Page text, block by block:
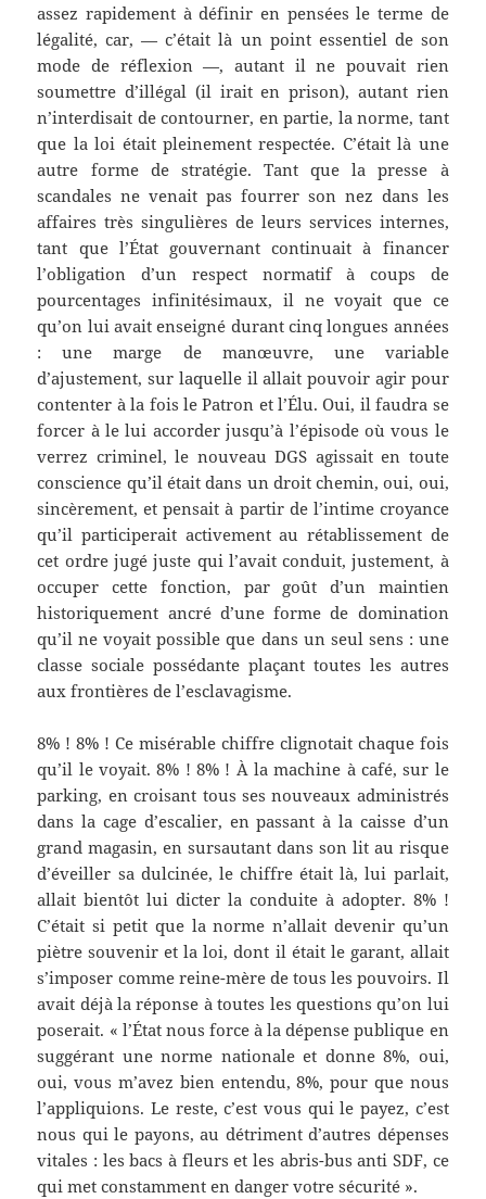
assez rapidement à définir en pensées le terme de
légalité, car, — c’était là un point essentiel de son
mode de réflexion —, autant il ne pouvait rien
soumettre d’illégal (il irait en prison), autant rien
n’interdisait de contourner, en partie, la norme, tant
que la loi était pleinement respectée. C’était là une
autre forme de stratégie. Tant que la presse à
scandales ne venait pas fourrer son nez dans les
affaires très singulières de leurs services internes,
tant que l’État gouvernant continuait à financer
l’obligation d’un respect normatif à coups de
pourcentages infinitésimaux, il ne voyait que ce
qu’on lui avait enseigné durant cinq longues années
: une marge de manœuvre, une variable
d’ajustement, sur laquelle il allait pouvoir agir pour
contenter à la fois le Patron et l’Élu. Oui, il faudra se
forcer à le lui accorder jusqu’à l’épisode où vous le
verrez criminel, le nouveau DGS agissait en toute
conscience qu’il était dans un droit chemin, oui, oui,
sincèrement, et pensait à partir de l’intime croyance
qu’il participerait activement au rétablissement de
cet ordre jugé juste qui l’avait conduit, justement, à
occuper cette fonction, par goût d’un maintien
historiquement ancré d’une forme de domination
qu’il ne voyait possible que dans un seul sens : une
classe sociale possédante plaçant toutes les autres
aux frontières de l’esclavagisme.
8% ! 8% ! Ce misérable chiffre clignotait chaque fois
qu’il le voyait. 8% ! 8% ! À la machine à café, sur le
parking, en croisant tous ses nouveaux administrés
dans la cage d’escalier, en passant à la caisse d’un
grand magasin, en sursautant dans son lit au risque
d’éveiller sa dulcinée, le chiffre était là, lui parlait,
allait bientôt lui dicter la conduite à adopter. 8% !
C’était si petit que la norme n’allait devenir qu’un
piètre souvenir et la loi, dont il était le garant, allait
s’imposer comme reine-mère de tous les pouvoirs. Il
avait déjà la réponse à toutes les questions qu’on lui
poserait. « l’État nous force à la dépense publique en
suggérant une norme nationale et donne 8%, oui,
oui, vous m’avez bien entendu, 8%, pour que nous
l’appliquions. Le reste, c’est vous qui le payez, c’est
nous qui le payons, au détriment d’autres dépenses
vitales : les bacs à fleurs et les abris-bus anti SDF, ce
qui met constamment en danger votre sécurité ».